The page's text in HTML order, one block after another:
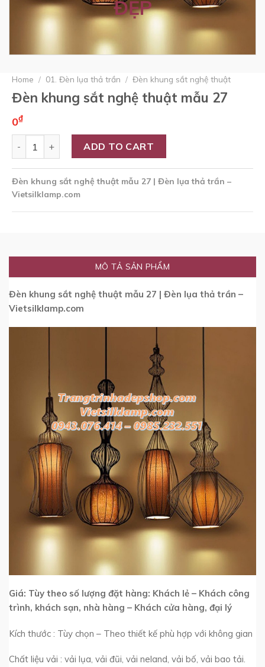
Home / 01. Đèn lụa thả trần / Đèn khung sắt nghệ thuật
Đèn khung sắt nghệ thuật mẫu 27
0₫
ADD TO CART
Đèn khung sắt nghệ thuật mẫu 27 | Đèn lụa thả trần –
Vietsilklamp.com
MÔ TẢ SẢN PHẨM
Đèn khung sắt nghệ thuật mẫu 27 | Đèn lụa thả trần –
Vietsilklamp.com
Giá: Tùy theo số lượng đặt hàng: Khách lẻ – Khách công
trình, khách sạn, nhà hàng – Khách cửa hàng, đại lý
Kích thước : Tùy chọn – Theo thiết kế phù hợp với không gian
Chất liệu vải : vải lụa, vải đũi, vải neland, vải bố, vải bao tải.